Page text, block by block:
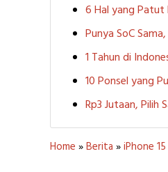
6 Hal yang Patut
Punya SoC
1 Tahun di
10 Ponsel yang
Rp3 Jutaan, Pilih
Home »Berita »iPhone